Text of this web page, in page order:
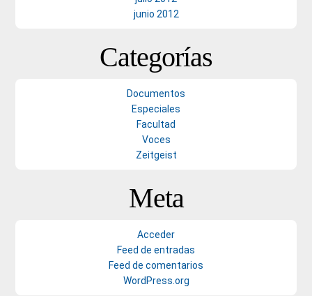
junio 2012
Categorías
Documentos
Especiales
Facultad
Voces
Zeitgeist
Meta
Acceder
Feed de entradas
Feed de comentarios
WordPress.org